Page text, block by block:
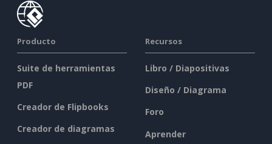
Producto
Suite de herramientas
PDF
Creador de Flipbooks
Creador de diagramas
Recursos
Libro / Diapositivas
Diseño / Diagrama
Foro
Aprender